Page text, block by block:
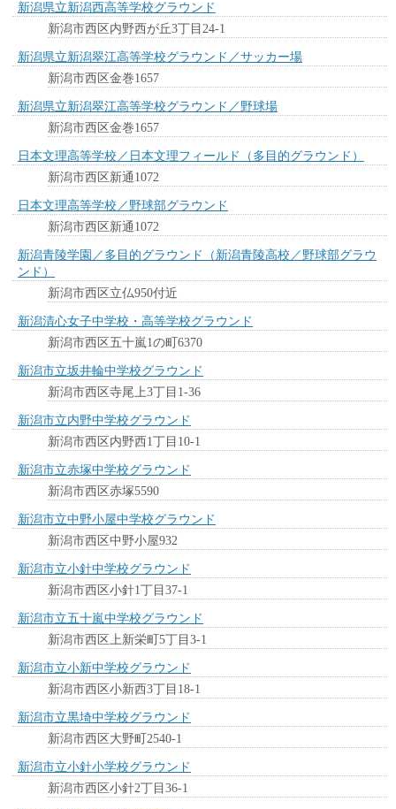
新潟県立新潟西高等学校グラウンド
新潟市西区内野西が丘3丁目24-1
新潟県立新潟翠江高等学校グラウンド／サッカー場
新潟市西区金巻1657
新潟県立新潟翠江高等学校グラウンド／野球場
新潟市西区金巻1657
日本文理高等学校／日本文理フィールド（多目的グラウンド）
新潟市西区新通1072
日本文理高等学校／野球部グラウンド
新潟市西区新通1072
新潟青陵学園／多目的グラウンド（新潟青陵高校／野球部グラウ
ンド）
新潟市西区立仏950付近
新潟清心女子中学校・高等学校グラウンド
新潟市西区五十嵐1の町6370
新潟市立坂井輪中学校グラウンド
新潟市西区寺尾上3丁目1-36
新潟市立内野中学校グラウンド
新潟市西区内野西1丁目10-1
新潟市立赤塚中学校グラウンド
新潟市西区赤塚5590
新潟市立中野小屋中学校グラウンド
新潟市西区中野小屋932
新潟市立小針中学校グラウンド
新潟市西区小針1丁目37-1
新潟市立五十嵐中学校グラウンド
新潟市西区上新栄町5丁目3-1
新潟市立小新中学校グラウンド
新潟市西区小新西3丁目18-1
新潟市立黒埼中学校グラウンド
新潟市西区大野町2540-1
新潟市立小針小学校グラウンド
新潟市西区小針2丁目36-1